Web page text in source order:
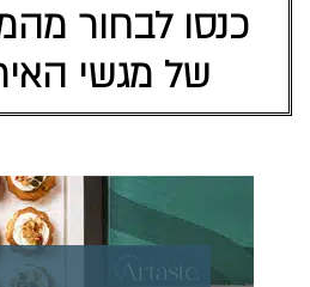
כנסו לבחור
של מגשי